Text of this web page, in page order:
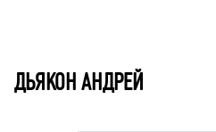
ДЬЯКОН АНДРЕЙ